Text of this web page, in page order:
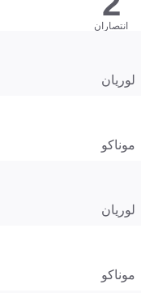
انتصاران
لوريان
موناكو
لوريان
موناكو